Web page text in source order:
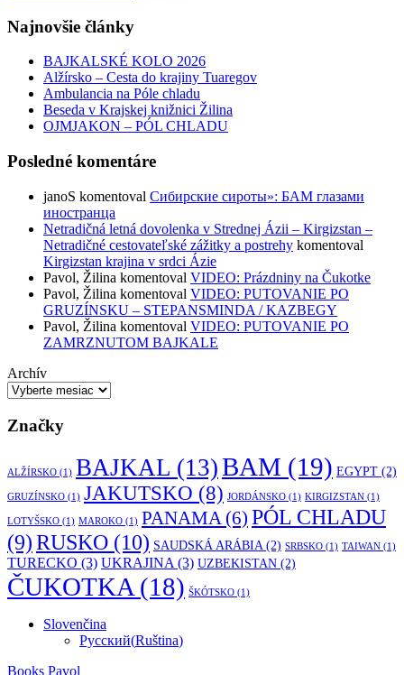
Najnovšie články
BAJKALSKÉ KOLO 2026
Alžírsko – Cesta do krajiny Tuaregov
Ambulancia na Póle chladu
Beseda v Krajskej knižnici Žilina
OJMJAKON – PÓL CHLADU
Posledné komentáre
janoS komentoval Сибирские сироты»: БАМ глазами
иностранца
Netradičná letná dovolenka v Strednej Ázii – Kirgizstan –
Netradičné cestovateľské zážitky a postrehy komentoval
Kirgizstan krajina v srdci Ázie
Pavol, Žilina komentoval VIDEO: Prázdniny na Čukotke
Pavol, Žilina komentoval VIDEO: PUTOVANIE PO
GRUZÍNSKU – STEPANSMINDA / KAZBEGY
Pavol, Žilina komentoval VIDEO: PUTOVANIE PO
ZAMRZNUTOM BAJKALE
Archív
Značky
ALŽÍRSKO (1) BAJKAL (13)BAM (19) EGYPT (2)
GRUZÍNSKO (1) JAKUTSKO (8) JORDÁNSKO (1) KIRGIZSTAN (1)
LOTYŠSKO (1) MAROKO (1) PANAMA(6) PÓL CHLADU
(9)RUSKO (10) SAUDSKÁ ARÁBIA(2) SRBSKO (1) TAIWAN (1)
TURECKO (3) UKRAJINA(3) UZBEKISTAN (2)
ČUKOTKA (18) ŠKÓTSKO (1)
Slovenčina
Русский(Ruština)
Books Pavol